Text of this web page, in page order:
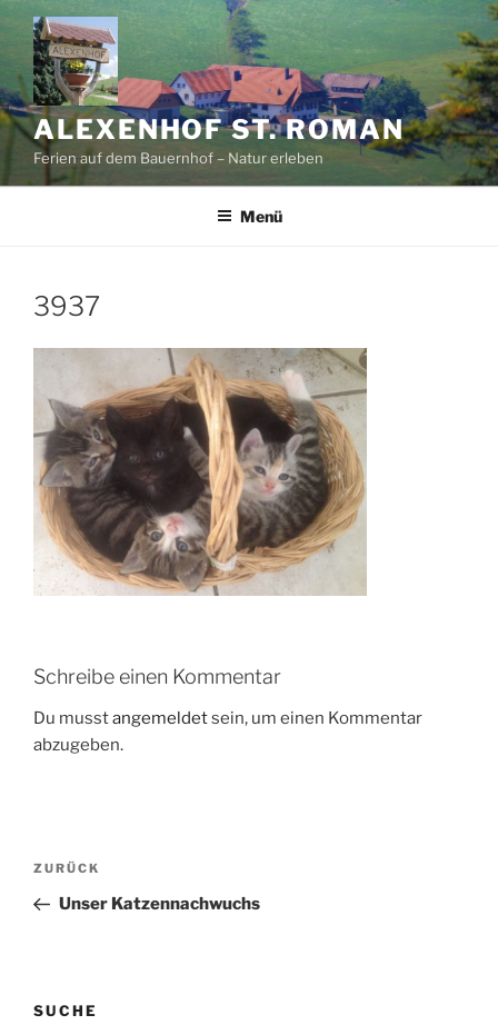
Zum
Inhalt
springen
ALEXENHOF ST. ROMAN
Ferien auf dem Bauernhof – Natur erleben
Menü
3937
Schreibe einen Kommentar
Du musstangemeldetsein, um einen Kommentar
abzugeben.
Beitragsnavigation
Vorheriger
Beitrag
ZURÜCK
Unser Katzennachwuchs
SUCHE